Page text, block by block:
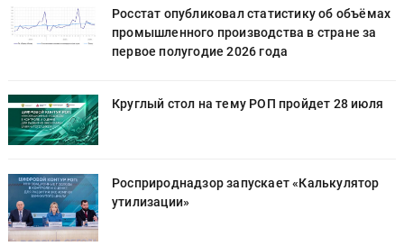
Росстат опубликовал статистику об объёмах
промышленного производства в стране за
первое полугодие 2026 года
Круглый стол на тему РОП пройдет 28 июля
Росприроднадзор запускает «Калькулятор
утилизации»